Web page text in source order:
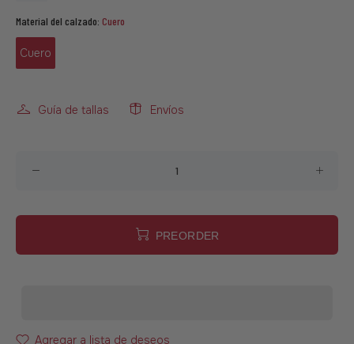
Material del calzado: Cuero
Cuero
Guía de tallas Envíos
PREORDER
Agregar a lista de deseos